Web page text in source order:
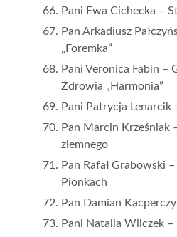
Pani Ewa Cichecka –
Pan Arkadiusz
„Foremka”
Pani Veronica Fabin –
Zdrowia „Harmonia”
Pani Patrycja Lenarcik
Pan Marcin Krześniak
ziemnego
Pan Rafał Grabowski
Pionkach
Pan Damian
Pani Natalia Wilczek